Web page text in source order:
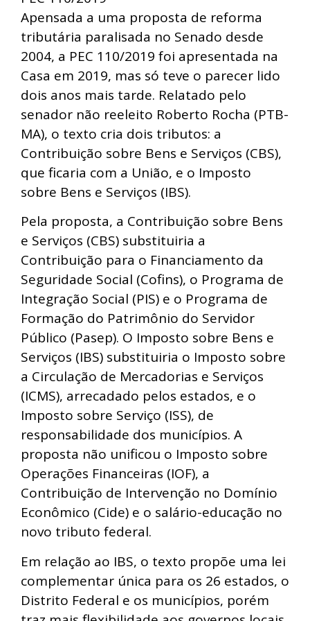
Apensada a uma proposta de reforma
tributária paralisada no Senado desde
2004, a PEC 110/2019 foi apresentada na
Casa em 2019, mas só teve o parecer lido
dois anos mais tarde. Relatado pelo
senador não reeleito Roberto Rocha (PTB-
MA), o texto cria dois tributos: a
Contribuição sobre Bens e Serviços (CBS),
que ficaria com a União, e o Imposto
sobre Bens e Serviços (IBS).
Pela proposta, a Contribuição sobre Bens
e Serviços (CBS) substituiria a
Contribuição para o Financiamento da
Seguridade Social (Cofins), o Programa de
Integração Social (PIS) e o Programa de
Formação do Patrimônio do Servidor
Público (Pasep). O Imposto sobre Bens e
Serviços (IBS) substituiria o Imposto sobre
a Circulação de Mercadorias e Serviços
(ICMS), arrecadado pelos estados, e o
Imposto sobre Serviço (ISS), de
responsabilidade dos municípios. A
proposta não unificou o Imposto sobre
Operações Financeiras (IOF), a
Contribuição de Intervenção no Domínio
Econômico (Cide) e o salário-educação no
novo tributo federal.
Em relação ao IBS, o texto propõe uma lei
complementar única para os 26 estados, o
Distrito Federal e os municípios, porém